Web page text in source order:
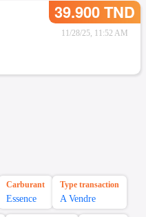
39.900 TND
11/28/25, 11:52 AM
Carburant
Essence
Type transaction
A Vendre